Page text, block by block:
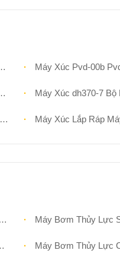
Máy Xúc Pvd-00b Pvd-0b Pvd-1b Pvd-2b
Máy Xúc dh370-7 Bộ Phận
Máy Xúc Lắp Ráp Máy Bơm Chính Thủy
Máy Bơm Thủy Lực Siêu Chính JCB 8014 8016 8018
Máy Bơm Thủy Lực Chính JCB 8027 8032 ZTS